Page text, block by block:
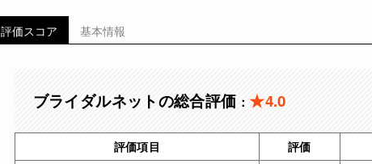
評価スコア 基本情報
ブライダルネットの総合評価 ：★4.0
評価項目 評価